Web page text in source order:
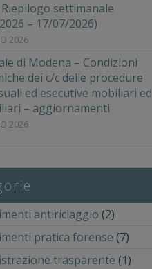
Riepilogo settimanale
– 17/07/2026)
2026
di Modena – Condizioni
dei c/c delle procedure
ed esecutive mobiliari ed
– aggiornamenti
2026
antiriclaggio (2)
pratica forense (7)
trasparente (1)